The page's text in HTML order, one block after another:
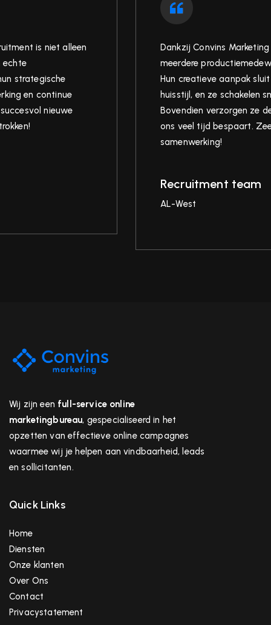
is niet alleen
echte
strategische
en continue
nieuwe
Dankzij Convins
meerdere
Hun creatieve aanpak
huisstijl, en ze schakelen
Bovendien verzorgen ze
ons veel tijd bespaart.
samenwerking!
Recruitment team
AL-West
Wij zijn een full-service online
marketingbureau, gespecialiseerd in het
opzetten van effectieve online campagnes
waarmee wij je helpen aan vindbaarheid, leads
en sollicitanten.
Quick Links
Home
Diensten
Onze klanten
Over Ons
Contact
Privacystatement